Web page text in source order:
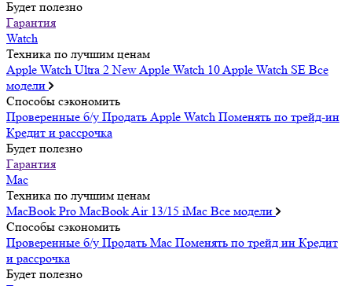
Будет полезно
Гарантия
Watch
Техника по лучшим ценам
Apple Watch Ultra 2NewApple Watch 10Apple Watch SE Все
модели
Способы сэкономить
Проверенные б/у Продать Apple Watch Поменять по трейд-ин
Кредит и рассрочка
Будет полезно
Гарантия
Mac
Техника по лучшим ценам
MacBook Pro MacBook Air 13/15 iMac Все модели
Способы сэкономить
Проверенные б/у Продать Mac Поменять по трейд ин Кредит
и рассрочка
Будет полезно